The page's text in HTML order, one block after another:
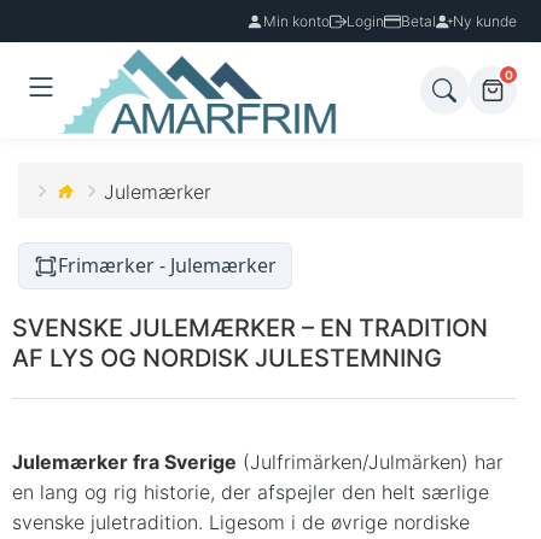
Min konto Login Betal Ny kunde
0
Julemærker
Frimærker - Julemærker
SVENSKE JULEMÆRKER – EN TRADITION
AF LYS OG NORDISK JULESTEMNING
Julemærker fra Sverige (Julfrimärken/Julmärken) har
en lang og rig historie, der afspejler den helt særlige
svenske juletradition. Ligesom i de øvrige nordiske